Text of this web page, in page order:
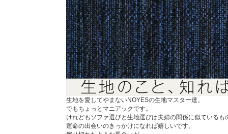
生地を愛してやまないNOYESの生地マスター達。
でもちょっとマニアックです。
けれどもソファ選びと生地選びは夫婦の関係に似ているも
運命の出会いのきっかけになれば嬉しいです。